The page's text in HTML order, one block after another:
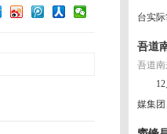
台实
吾道
吾道
12月
媒集